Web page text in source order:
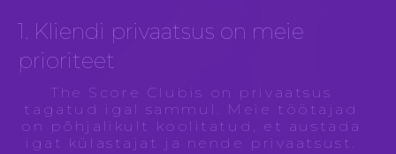
1. Kliendi privaatsus on meie
prioriteet
The Score Clubis on privaatsus
tagatud igal sammul. Meie töötajad
on põhjalikult koolitatud, et austada
igat külastajat ja nende privaatsust.